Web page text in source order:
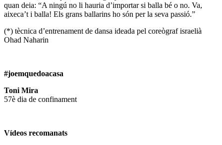
quan deia: “A ningú no li hauria d’importar si balla bé o no. Va,
aixeca’t i balla! Els grans ballarins ho són per la seva passió.”
(*) tècnica d’entrenament de dansa ideada pel coreògraf israelià
Ohad Naharin
#joemquedoacasa
Toni Mira
57è dia de confinament
Vídeos recomanats